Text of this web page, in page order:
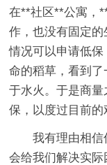
在**社区**公寓，
作，也没有固定
情况可以申请低
命的稻草，看到
于水火。于是商
保，以度过目前的
我有理由相
会给我们解决实